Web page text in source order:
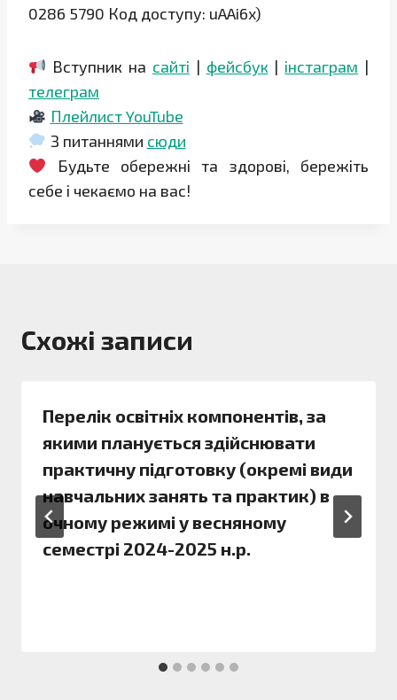
0286 5790 Код доступу: uAAi6x)
Вступник на сайті | фейсбук | інстаграм |
телеграм
Плейлист YouTube
З питаннями сюди
Будьте обережні та здорові, бережіть
себе і чекаємо на вас!
Схожі записи
Перелік освітніх компонентів, за
якими планується здійснювати
практичну підготовку (окремі види
навчальних занять та практик) в
очному режимі у весняному
семестрі 2024-2025 н.р.